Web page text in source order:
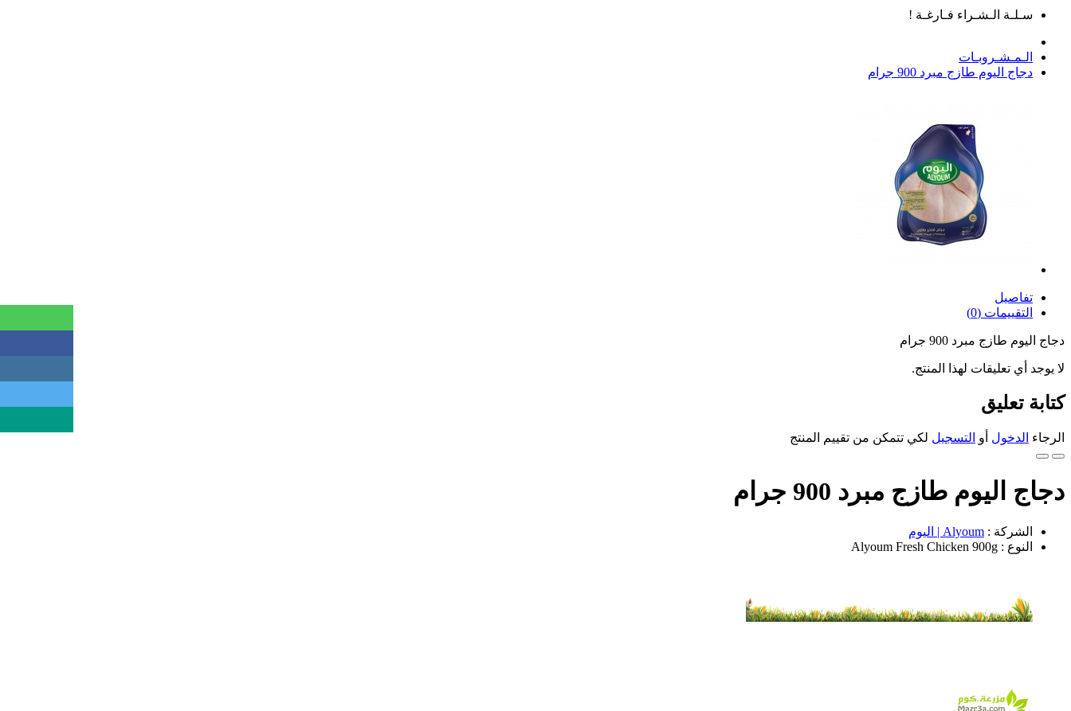
سـلـة الـشـراء فـارغـة !
الـمـشـروبـات
دجاج اليوم طازج مبرد 900 جرام
تفاصيل
التقييمات (0)
دجاج اليوم طازج مبرد 900 جرام
لا يوجد أي تعليقات لهذا المنتج.
كتابة تعليق
الرجاء الدخول أو التسجيل لكي تتمكن من تقييم المنتج
دجاج اليوم طازج مبرد 900 جرام
الشركة : Alyoum | اليوم
النوع : Alyoum Fresh Chicken 900g